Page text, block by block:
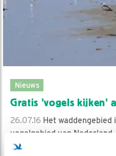
Nieuws
Gratis 'vogels kijken'
26.07.16 Het
vogelgebied van Nederland.